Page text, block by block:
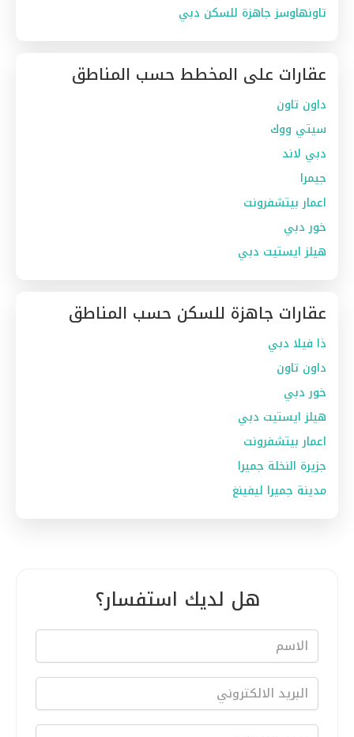
تاونهاوسز جاهزة للسكن دبي
عقارات على المخطط حسب المناطق
داون تاون
سيتي ووك
دبي لاند
جيمرا
اعمار بيتشفرونت
خور دبي
هيلز ايستيت دبي
عقارات جاهزة للسكن حسب المناطق
ذا فيلا دبي
داون تاون
خور دبي
هيلز ايستيت دبي
اعمار بيتشفرونت
جزيرة النخلة جميرا
مدينة جميرا ليفينغ
هل لديك استفسار؟